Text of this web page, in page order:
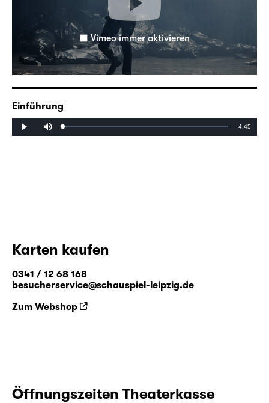
Vimeo immer aktivieren
Einführung
Play Loaded:
Progress:
Remaining
-4:45
Karten kaufen
0341 / 12 68 168
besucherservice@schauspiel-leipzig.de
Zum Webshop
Öffnungszeiten Theaterkasse